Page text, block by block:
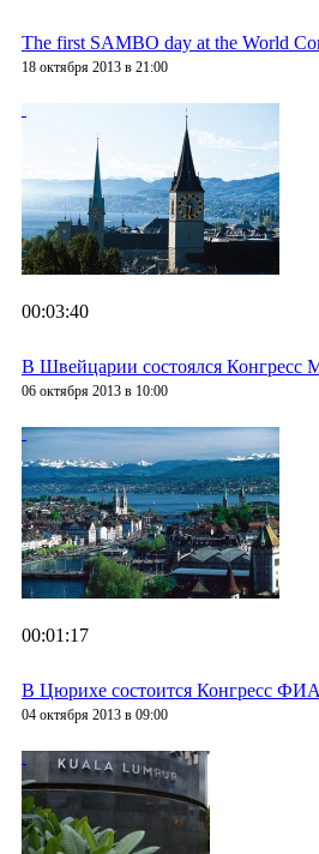
The first SAMBO day at the World
18 октября 2013 в 21:00
00:03:40
В Швейцарии состоялся Конгресс
06 октября 2013 в 10:00
00:01:17
В Цюрихе состоится Конгресс
04 октября 2013 в 09:00